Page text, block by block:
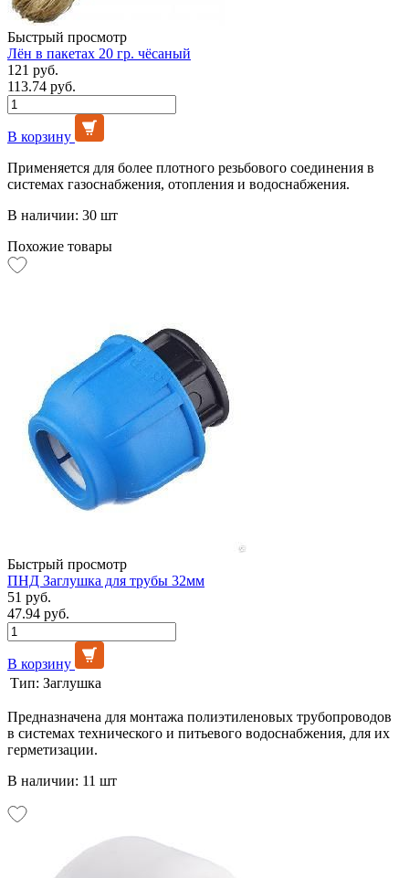
Быстрый просмотр
Лён в пакетах 20 гр. чёсаный
121 руб.
113.74 руб.
В корзину
Применяется для более плотного резьбового соединения в
системах газоснабжения, отопления и водоснабжения.
В наличии: 30 шт
Похожие товары
Быстрый просмотр
ПНД Заглушка для трубы 32мм
51 руб.
47.94 руб.
В корзину
Тип: Заглушка
Предназначена для монтажа полиэтиленовых трубопроводов
в системах технического и питьевого водоснабжения, для их
герметизации.
В наличии: 11 шт